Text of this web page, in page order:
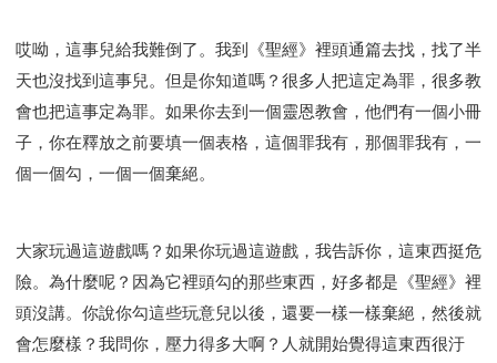
哎呦，這事兒給我難倒了。我到《聖經》裡頭通篇去找，找了半
天也沒找到這事兒。但是你知道嗎？很多人把這定為罪，很多教
會也把這事定為罪。如果你去到一個靈恩教會，他們有一個小冊
子，你在釋放之前要填一個表格，這個罪我有，那個罪我有，一
個一個勾，一個一個棄絕。
大家玩過這遊戲嗎？如果你玩過這遊戲，我告訴你，這東西挺危
險。為什麼呢？因為它裡頭勾的那些東西，好多都是《聖經》裡
頭沒講。你說你勾這些玩意兒以後，還要一樣一樣棄絕，然後就
會怎麼樣？我問你，壓力得多大啊？人就開始覺得這東西很汙